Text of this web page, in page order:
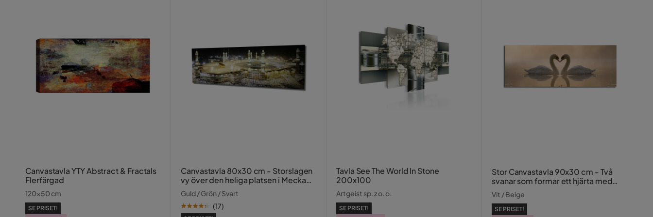
Canvastavla YTY Abstract & Fractals
Flerfärgad
120x50 cm
SE PRISET!
Canvastavla 80x30 cm - Storslagen
vy över den heliga platsen i Mecka
vid nattens ljus
Guld / Grön / Svart
(17)
Tavla See The World In Stone
200x100
Artgeist sp. z o. o.
SE PRISET!
Stor Canvastavla 90x30 cm - Två
svanar som formar ett hjärta med
sina halsar
Vit / Beige
SE PRISET!